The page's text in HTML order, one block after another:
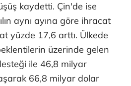
kaydetti. Çin'de ise
aynı ayına göre ihracat
yüzde 17,6 arttı. Ülkede
üzerinde gelen
ile 46,8 milyar
66,8 milyar dolar